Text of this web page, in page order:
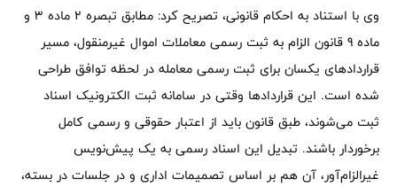
وی با استناد به احکام قانونی، تصریح کرد: مطابق تبصره 2 ماده 3 و
ماده 9 قانون الزام به ثبت رسمی معاملات اموال غیرمنقول، مسیر
قراردادهای یکسان برای ثبت رسمی معامله در لحظه توافق طراحی
شده است. این قراردادها وقتی در سامانه ثبت الکترونیک اسناد
ثبت می‌شوند، طبق قانون باید از اعتبار حقوقی و رسمی کامل
برخوردار باشند. تبدیل این اسناد رسمی به یک پیش‌نویس
غیرالزام‌آور، آن هم بر اساس تصمیمات اداری و در جلسات در بسته،